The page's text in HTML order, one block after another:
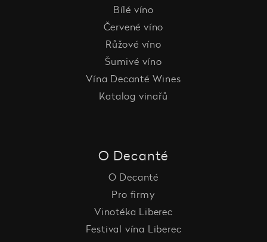
Bílé víno
Červené víno
Růžové víno
Šumivé víno
Vína Decanté Wines
Katalog vinařů
O Decanté
O Decanté
Pro firmy
Vinotéka Liberec
Festival vína Liberec